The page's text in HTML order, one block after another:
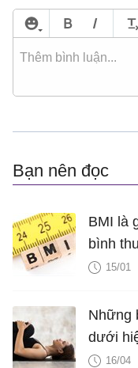
Bạn nên đọc
BMI là
bình
dưỡng
15/01
Những
dưới
16/04